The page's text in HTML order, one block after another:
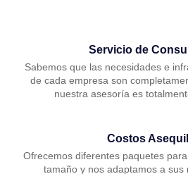
Servicio de
Sabemos que las necesidades e
de cada empresa son
nuestra asesoría es
Costos
Ofrecemos diferentes paquetes
tamaño y nos adaptamos a sus